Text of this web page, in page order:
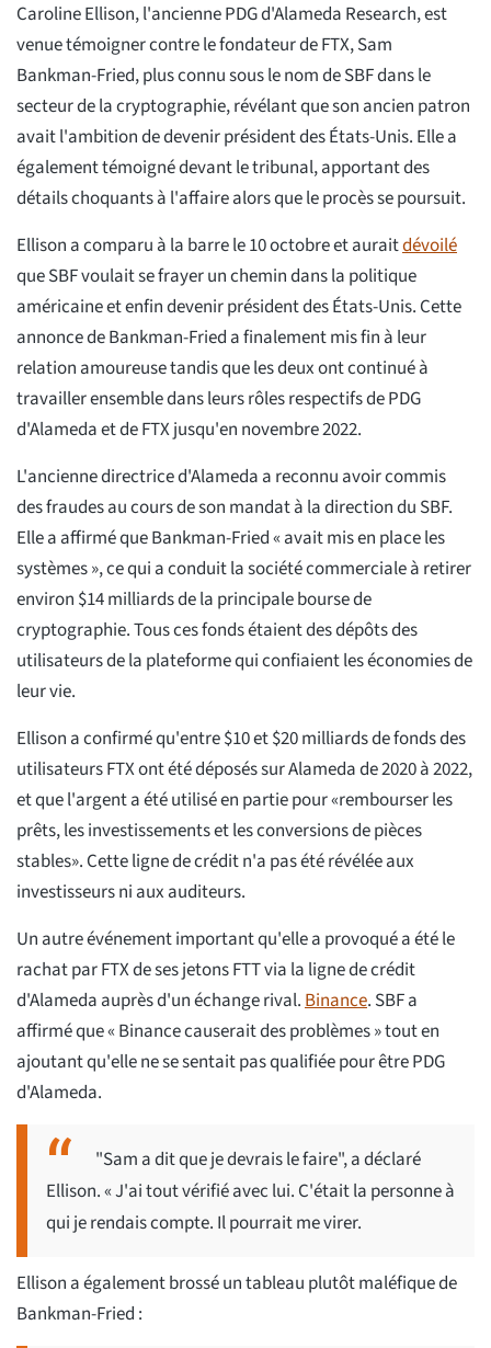
Caroline Ellison, l'ancienne PDG d'Alameda Research, est
venue témoigner contre le fondateur de FTX, Sam
Bankman-Fried, plus connu sous le nom de SBF dans le
secteur de la cryptographie, révélant que son ancien patron
avait l'ambition de devenir président des États-Unis. Elle a
également témoigné devant le tribunal, apportant des
détails choquants à l'affaire alors que le procès se poursuit.
Ellison a comparu à la barre le 10 octobre et auraitdévoilé
que SBF voulait se frayer un chemin dans la politique
américaine et enfin devenir président des États-Unis. Cette
annonce de Bankman-Fried a finalement mis fin à leur
relation amoureuse tandis que les deux ont continué à
travailler ensemble dans leurs rôles respectifs de PDG
d'Alameda et de FTX jusqu'en novembre 2022.
L'ancienne directrice d'Alameda a reconnu avoir commis
des fraudes au cours de son mandat à la direction du SBF.
Elle a affirmé que Bankman-Fried « avait mis en place les
systèmes », ce qui a conduit la société commerciale à retirer
environ $14 milliards de la principale bourse de
cryptographie. Tous ces fonds étaient des dépôts des
utilisateurs de la plateforme qui confiaient les économies de
leur vie.
Ellison a confirmé qu'entre $10 et $20 milliards de fonds des
utilisateurs FTX ont été déposés sur Alameda de 2020 à 2022,
et que l'argent a été utilisé en partie pour «rembourser les
prêts, les investissements et les conversions de pièces
stables». Cette ligne de crédit n'a pas été révélée aux
investisseurs ni aux auditeurs.
Un autre événement important qu'elle a provoqué a été le
rachat par FTX de ses jetons FTT via la ligne de crédit
d'Alameda auprès d'un échange rival.Binance. SBF a
affirmé que « Binance causerait des problèmes » tout en
ajoutant qu'elle ne se sentait pas qualifiée pour être PDG
d'Alameda.
"Sam a dit que je devrais le faire", a déclaré
Ellison. « J'ai tout vérifié avec lui. C'était la personne à
qui je rendais compte. Il pourrait me virer.
Ellison a également brossé un tableau plutôt maléfique de
Bankman-Fried :